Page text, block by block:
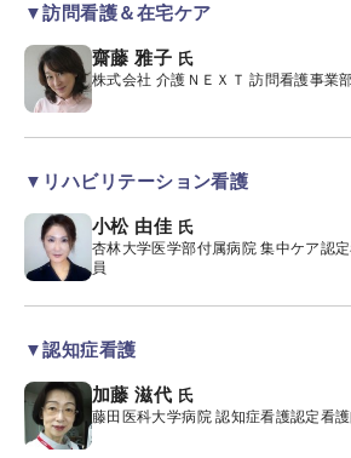
▼訪問看護＆在宅ケア
齋藤 雅子 氏
株式会社 介護ＮＥＸＴ 訪問看護事業
▼リハビリテーション看護
小松 由佳 氏
杏林大学医学部付属病院 集中ケア認
員
▼認知症看護
加藤 滋代 氏
藤田医科大学病院 認知症看護認定看